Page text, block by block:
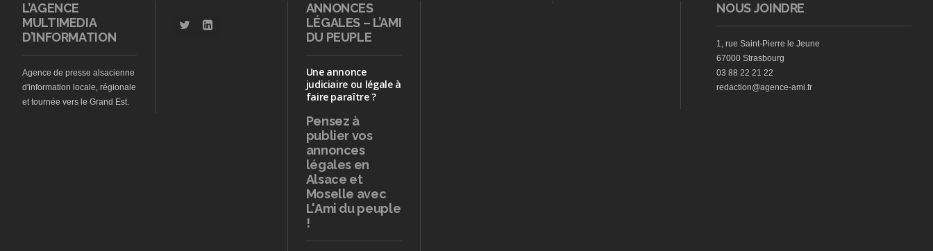
L’AGENCE
MULTIMEDIA
D’INFORMATION
Agence de presse alsacienne
d'information locale, régionale
et tournée vers le Grand Est.
ANNONCES
LÉGALES – L’AMI
DU PEUPLE
Une annonce
judiciaire ou légale à
faire paraître ?
Pensez à
publiervos
annonces
légales en
Alsace et
Moselle avec
L'Ami du peuple
!
NOUS JOINDRE
1, rue Saint-Pierre le Jeune
67000 Strasbourg
03 88 22 21 22
redaction@agence-ami.fr